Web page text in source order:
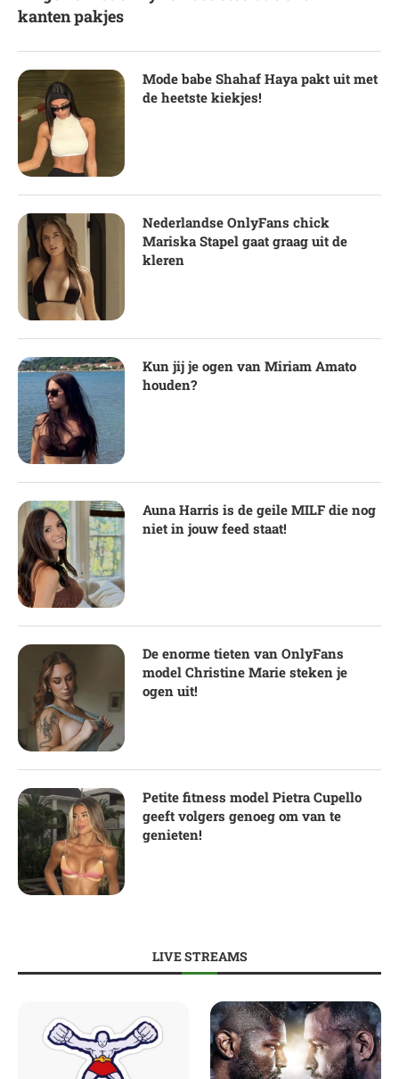
kanten pakjes
Mode babe Shahaf Haya pakt uit met
de heetste kiekjes!
Nederlandse OnlyFans chick
Mariska Stapel gaat graag uit de
kleren
Kun jij je ogen van Miriam Amato
houden?
Auna Harris is de geile MILF die nog
niet in jouw feed staat!
De enorme tieten van OnlyFans
model Christine Marie steken je
ogen uit!
Petite fitness model Pietra Cupello
geeft volgers genoeg om van te
genieten!
LIVE STREAMS